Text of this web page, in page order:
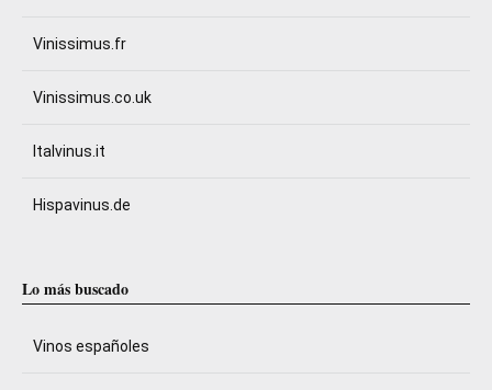
Vinissimus.fr
Vinissimus.co.uk
Italvinus.it
Hispavinus.de
Lo más buscado
Vinos españoles